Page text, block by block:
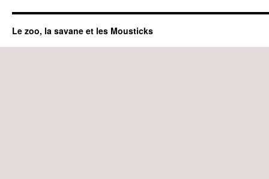
Le zoo, la savane et les Mousticks